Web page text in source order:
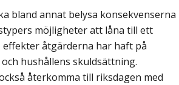
bland annat belysa konsekvenserna
möjligheter att låna till ett
effekter åtgärderna har haft på
hushållens skuldsättning.
återkomma till riksdagen med